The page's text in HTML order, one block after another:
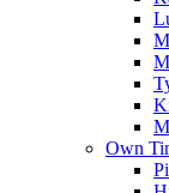
Own